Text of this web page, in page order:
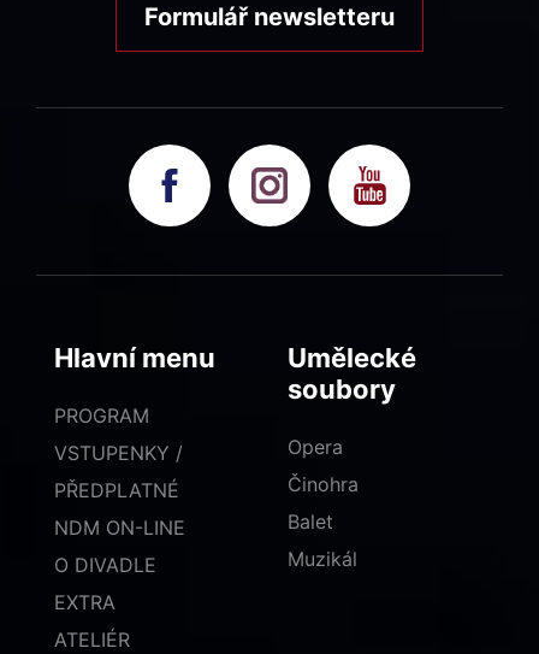
Formulář newsletteru
Hlavní menu
PROGRAM
VSTUPENKY /
PŘEDPLATNÉ
NDM ON-LINE
O DIVADLE
EXTRA
ATELIÉR
Umělecké
soubory
Opera
Činohra
Balet
Muzikál